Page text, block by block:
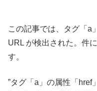
この記事では、タグ「a
URL が検出された。件
す。
”タグ「a」の属性「href